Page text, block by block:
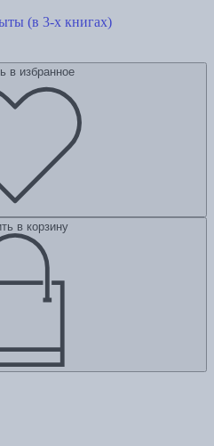
(в 3-х книгах)
в избранное
в корзину